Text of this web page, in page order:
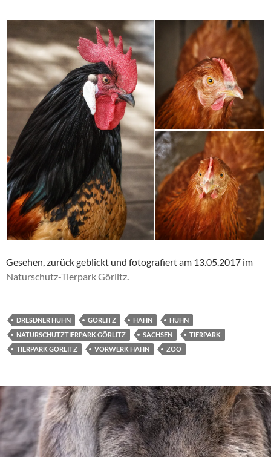
Gesehen, zurück geblickt und fotografiert am 13.05.2017 im
Naturschutz-Tierpark Görlitz
DRESDNER HUHN GÖRLITZ HAHN
HUHN
NATURSCHUTZTIERPARK GÖRLITZ
SACHSEN
TIERPARK
TIERPARK GÖRLITZ
VORWERK HAHN ZOO